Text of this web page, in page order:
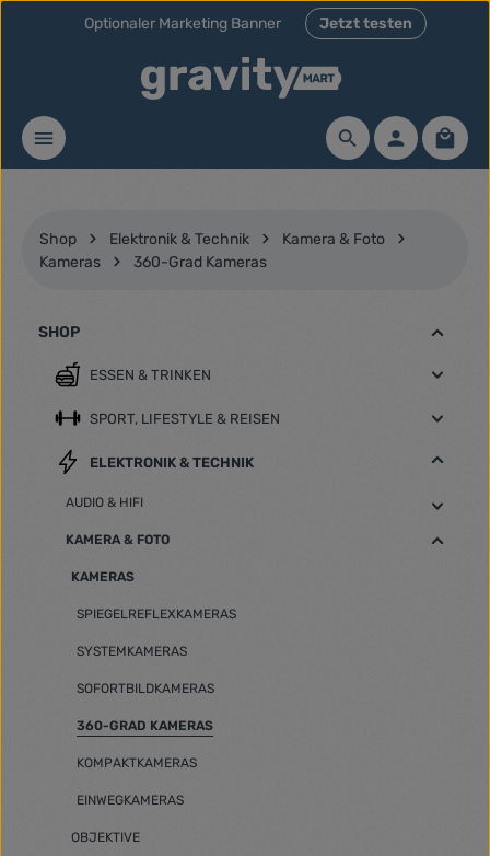
Zum Hauptinhalt springen
Optionaler Marketing Banner Jetzt testen
Shop Elektronik & Technik
Kamera & Foto
Kameras
360-Grad Kameras
SHOP
ESSEN & TRINKEN
SPORT, LIFESTYLE & REISEN
ELEKTRONIK & TECHNIK
AUDIO & HIFI
KAMERA & FOTO
KAMERAS
SPIEGELREFLEXKAMERAS
SYSTEMKAMERAS
SOFORTBILDKAMERAS
360-GRAD KAMERAS
KOMPAKTKAMERAS
EINWEGKAMERAS
OBJEKTIVE